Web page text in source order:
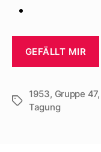
GEFÄLLT MIR
Schlagwörter
1953, Gruppe 47,
Tagung